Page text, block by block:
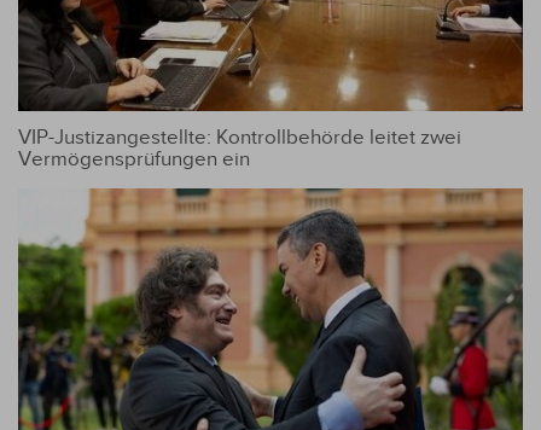
VIP-Justizangestellte: Kontrollbehörde leitet zwei
Vermögensprüfungen ein